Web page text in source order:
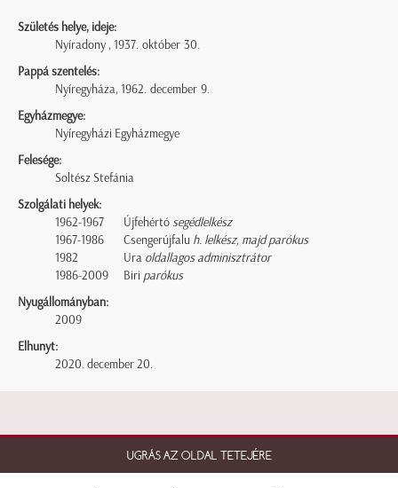
Születés helye, ideje:
Nyíradony , 1937. október 30.
Pappá szentelés:
Nyíregyháza, 1962. december 9.
Egyházmegye:
Nyíregyházi Egyházmegye
Felesége:
Soltész Stefánia
Szolgálati helyek:
1962-1967
Újfehértó segédlelkész
1967-1986
Csengerújfalu h. lelkész, majd parókus
1982
Ura oldallagos adminisztrátor
1986-2009
Biri parókus
Nyugállományban:
2009
Elhunyt:
2020. december 20.
UGRÁS AZ OLDAL TETEJÉRE